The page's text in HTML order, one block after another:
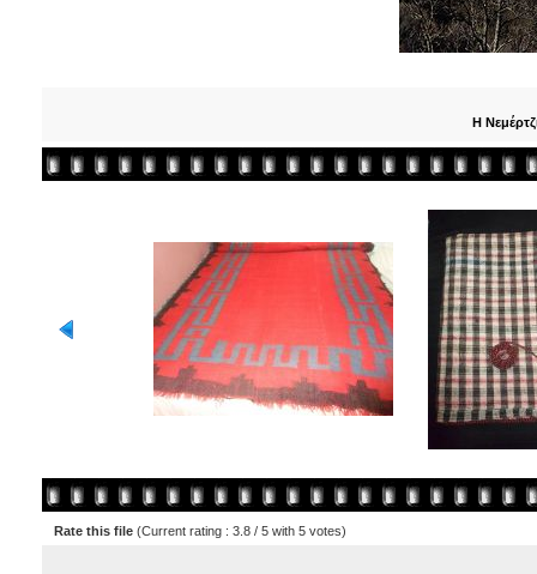
Η
Rate this file (Current rating : 3.8 / 5 with 5 votes)